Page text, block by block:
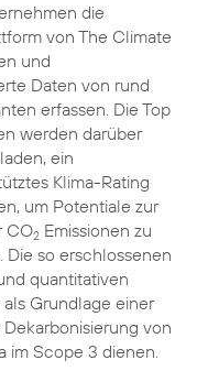
die
von The Climate
und
Daten von rund
erfassen. Die Top
werden darüber
ein
Klima-Rating
um Potentiale zur
CO2Emissionen zu
Die so erschlossenen
quantitativen
Grundlage einer
von
im Scope 3 dienen.